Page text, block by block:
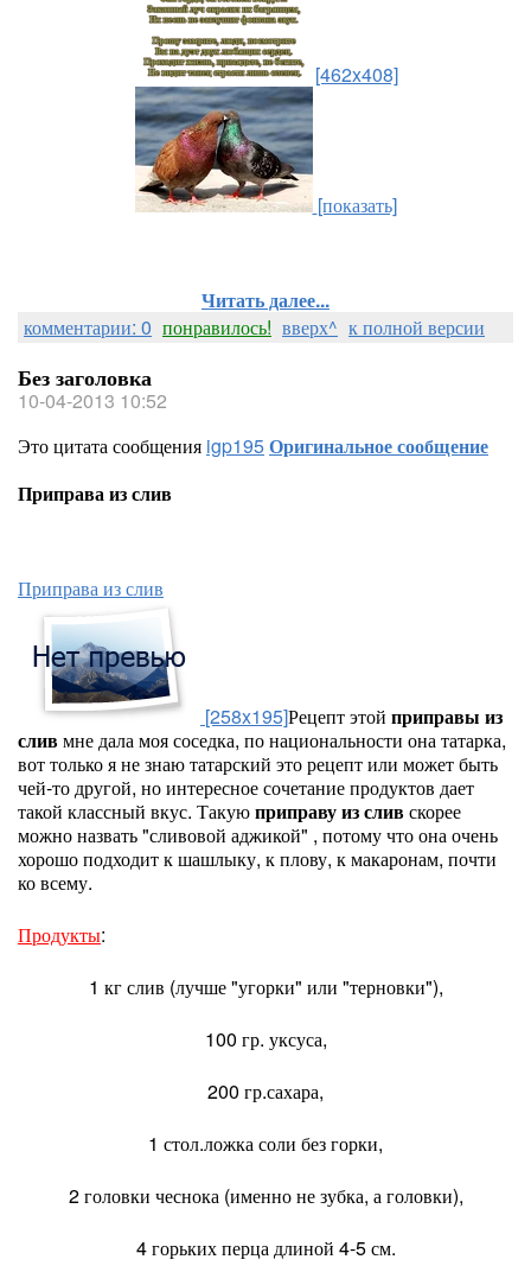
[462x408]
[показать]
Читать далее...
комментарии: 0 понравилось! вверх^ к полной версии
Без заголовка
10-04-2013 10:52
Это цитата сообщения igp195Оригинальное сообщение
Приправа из слив
Приправа из слив
[258x195]Рецепт этой приправы из
сливмне дала моя соседка, по национальности она татарка,
вот только я не знаю татарский это рецепт или может быть
чей-то другой, но интересное сочетание продуктов дает
такой классный вкус. Такуюприправу из сливскорее
можно назвать "сливовой аджикой" , потому что она очень
хорошо подходит к шашлыку, к плову, к макаронам, почти
ко всему.
Продукты:
1 кг слив (лучше "угорки" или "терновки"),
100 гр. уксуса,
200 гр.сахара,
1 стол.ложка соли без горки,
2 головки чеснока (именно не зубка, а головки),
4 горьких перца длиной 4-5 см.